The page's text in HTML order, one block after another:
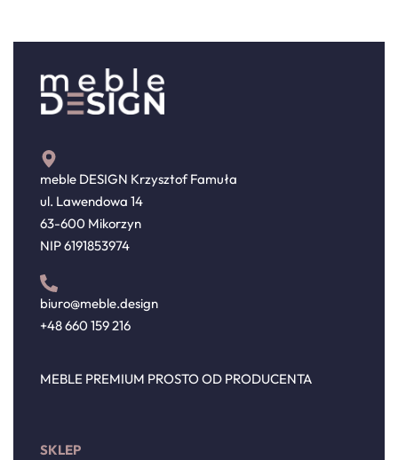
meble DESIGN Krzysztof Famuła
ul. Lawendowa 14
63-600 Mikorzyn
NIP 6191853974
biuro@meble.design
+48 660 159 216
MEBLE PREMIUM PROSTO OD PRODUCENTA
SKLEP